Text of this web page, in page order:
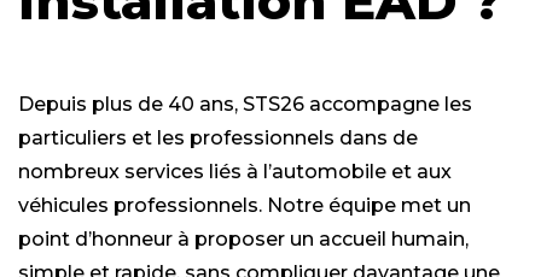
Depuis plus de 40 ans, STS26 accompagne les
particuliers et les professionnels dans de
nombreux services liés à l’automobile et aux
véhicules professionnels. Notre équipe met un
point d’honneur à proposer un accueil humain,